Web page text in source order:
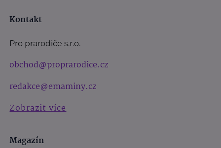
Kontakt
Pro prarodiče s.r.o.
obchod@proprarodice.cz
redakce@emaminy.cz
Zobrazit více
Magazín